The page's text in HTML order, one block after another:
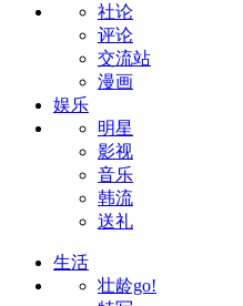
社论
评论
交流站
漫画
娱乐
明星
影视
音乐
韩流
送礼
生活
壮龄go!